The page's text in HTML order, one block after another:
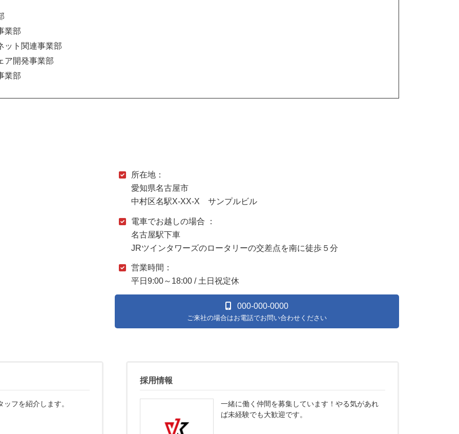
業部
ット関連事業部
ア開発事業部
業部
所在地：
愛知県名古屋市
中村区名駅X-XX-X サンプルビル
電車でお越しの場合 ：
名古屋駅下車
JRツインタワーズのロータリーの交差点を南に徒歩５分
営業時間：
平日9:00～18:00 / 土日祝定休
000-000-0000
ご来社の場合はお電話でお問い合わせください
フを紹介します。
採用情報
一緒に働く仲間を募集しています！やる気があれ
ば未経験でも大歓迎です。